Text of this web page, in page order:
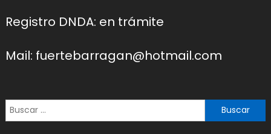
Registro DNDA: en trámite
Mail: fuertebarragan@hotmail.com
Buscar: